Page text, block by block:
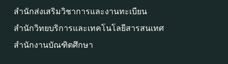
สำนักส่งเสริมวิชาการและงานทะเบียน
สำนักวิทยบริการและเทคโนโลยีสารสนเทศ
สำนักงานบัณฑิตศึกษา